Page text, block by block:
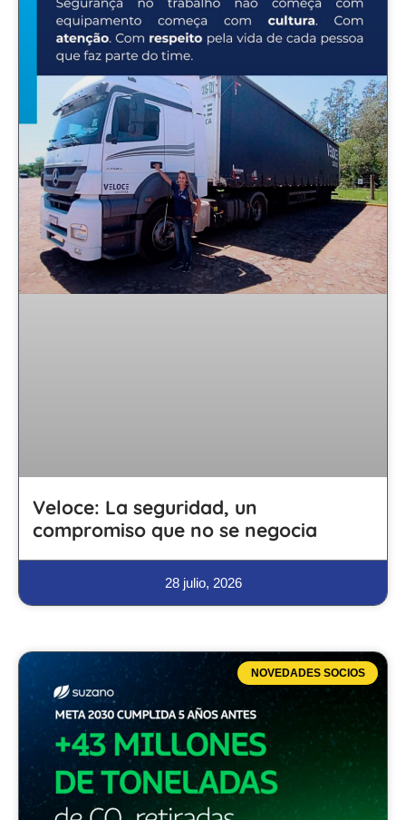
Veloce: La seguridad, un
compromiso que no se negocia
28 julio, 2026
NOVEDADES SOCIOS